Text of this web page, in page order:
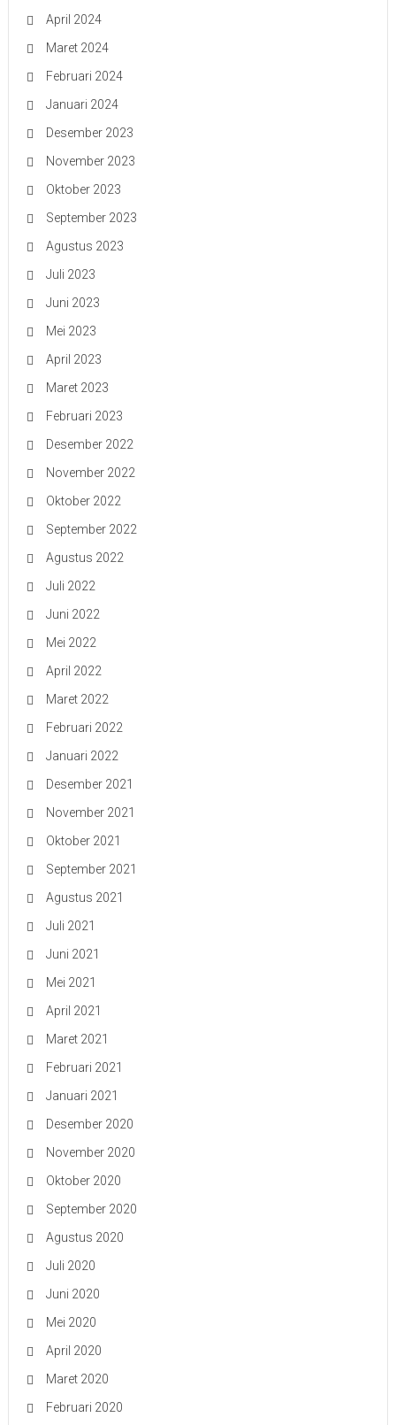
April 2024
Maret 2024
Februari 2024
Januari 2024
Desember 2023
November 2023
Oktober 2023
September 2023
Agustus 2023
Juli 2023
Juni 2023
Mei 2023
April 2023
Maret 2023
Februari 2023
Desember 2022
November 2022
Oktober 2022
September 2022
Agustus 2022
Juli 2022
Juni 2022
Mei 2022
April 2022
Maret 2022
Februari 2022
Januari 2022
Desember 2021
November 2021
Oktober 2021
September 2021
Agustus 2021
Juli 2021
Juni 2021
Mei 2021
April 2021
Maret 2021
Februari 2021
Januari 2021
Desember 2020
November 2020
Oktober 2020
September 2020
Agustus 2020
Juli 2020
Juni 2020
Mei 2020
April 2020
Maret 2020
Februari 2020